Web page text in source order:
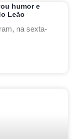
humor e
Leão
na sexta-